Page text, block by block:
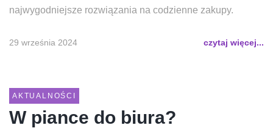
najwygodniejsze rozwiązania na codzienne zakupy.
29 września 2024 czytaj więcej...
AKTUALNOŚCI
W piance do biura?